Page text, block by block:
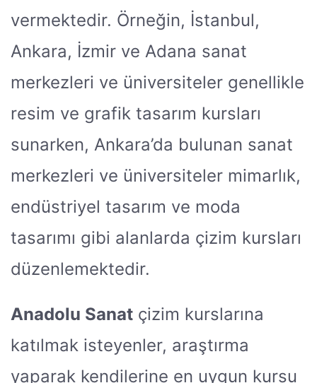
vermektedir. Örneğin, İstanbul,
Ankara, İzmir ve Adana sanat
merkezleri ve üniversiteler genellikle
resim ve grafik tasarım kursları
sunarken, Ankara’da bulunan sanat
merkezleri ve üniversiteler mimarlık,
endüstriyel tasarım ve moda
tasarımı gibi alanlarda çizim kursları
düzenlemektedir.
Anadolu Sanat çizim kurslarına
katılmak isteyenler, araştırma
yaparak kendilerine en uygun kursu